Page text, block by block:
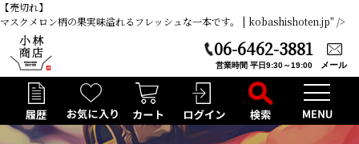
【売切れ】
マスクメロン柄の果実味溢れるフレッシュな一本です。 | kobashishoten.jp" />
メール
06-6462-3881
営業時間 平日9:30～19:00